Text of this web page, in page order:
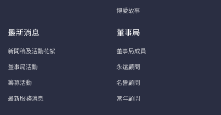
博愛故事
最新消息
新聞稿及活動花絮
董事局活動
籌募活動
最新服務消息
董事局
董事局成員
永遠顧問
名譽顧問
當年顧問